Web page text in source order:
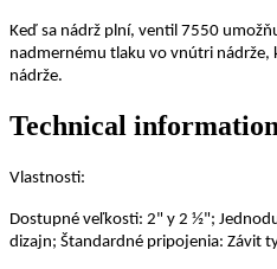
Keď sa nádrž plní, ventil 7550
nadmernému tlaku vo vnútri
nádrže.
Technical
Vlastnosti:
Dostupné veľkosti: 2" y 2 ½";
dizajn; Štandardné pripojenia: Závit